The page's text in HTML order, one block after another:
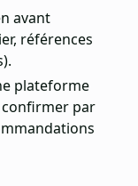
avant
références
plateforme
par